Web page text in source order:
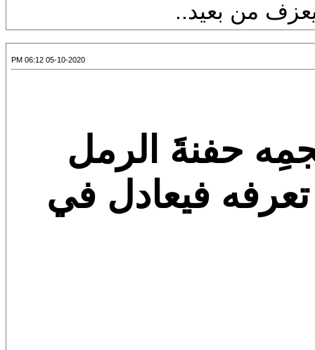
من بعيد..
05-10-2020 06:12 PM
حفنةَ الرمل
فيعادل في